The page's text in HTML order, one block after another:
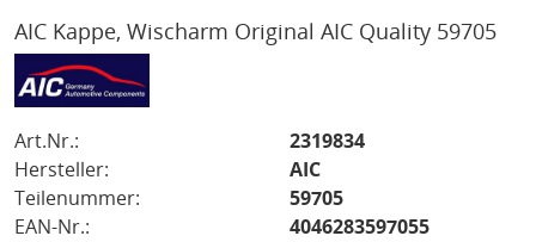
AIC Kappe, Wischarm Original AIC Quality 59705
Art.Nr.:
2319834
Hersteller:
AIC
Teilenummer:
59705
EAN-Nr.:
4046283597055